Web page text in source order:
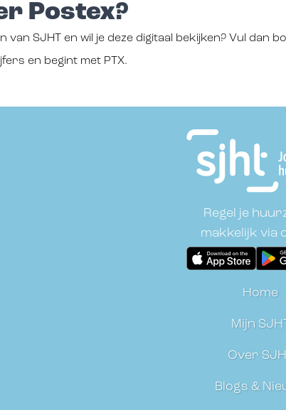
Postex?
van SJHT en wil je deze digitaal bekijken? Vul dan
en begint met PTX.
Regel je
makkelijk via
Home
Mijn
Over
Blogs &